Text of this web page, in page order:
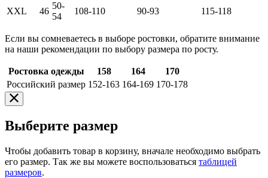
XXL 46
50-
54
108-110 90-93 115-118
Если вы сомневаетесь в выборе ростовки, обратите внимание
на наши рекомендации по выбору размера по росту.
Ростовка одежды 158 164
170
Российский размер 152-163 164-169 170-178
Выберите размер
Чтобы добавить товар в корзину, вначале необходимо выбрать
его размер. Так же вы можете воспользоваться таблицей
размеров.